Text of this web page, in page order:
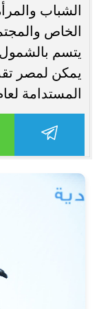
الشباب
الخاص
يتسم
يمكن لمصر
المستدامة لعام 2030 على المستوي